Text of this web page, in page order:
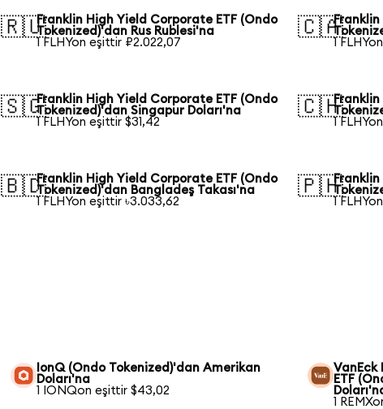
🇷🇺Franklin High Yield Corporate ETF (Ondo
Tokenized)'dan Rus Rublesi'na
1 FLHYon eşittir ₽2.022,07
🇨🇦Franklin
1
🇸🇬Franklin High Yield Corporate ETF (Ondo
Tokenized)'dan Singapur Doları'na
1 FLHYon eşittir $31,42
🇨🇭Franklin
1
🇧🇩Franklin High Yield Corporate ETF (Ondo
Tokenized)'dan Bangladeş Takası'na
1 FLHYon eşittir ৳3.033,62
🇵🇭Franklin
1
IonQ (Ondo Tokenized)'dan Amerikan
Doları'na
1 IONQon eşittir $43,02
VanEck
ETF
1